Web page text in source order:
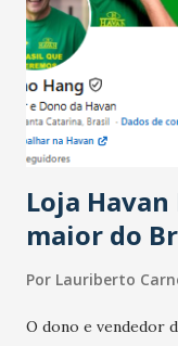
bares e
registraram
estabelecimentos
do observado no
novembro. Em
cresceu. De acordo
Loja
maior do
Por Lauriberto
O dono e vendedor